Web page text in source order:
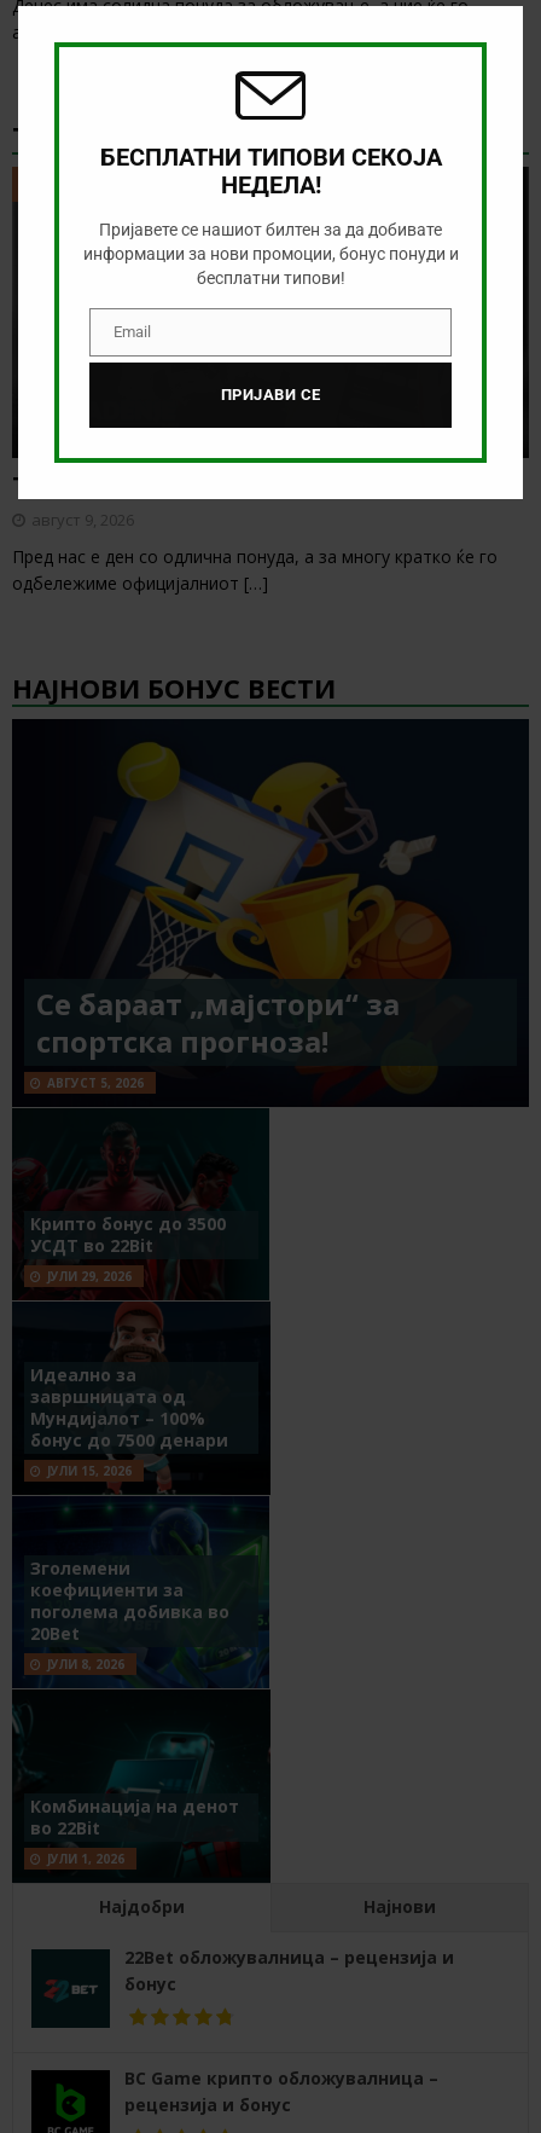
Денес има солидна понуда за обложување, а ние ќе го
анализираме дуелот од српската Суперлига
ТИКЕТ НА ДЕНОТ
Тикет на денот (недела, 09.08.2026)
август 9, 2026
Пред нас е ден со одлична понуда, а за многу кратко ќе го
одбележиме официјалниот […]
НАЈНОВИ БОНУС ВЕСТИ
Се бараат „мајстори“ за
спортска прогноза!
АВГУСТ 5, 2026
Крипто бонус до 3500
УСДТ во 22Bit
ЈУЛИ 29, 2026
Идеално за
завршницата од
Мундијалот – 100%
бонус до 7500 денари
ЈУЛИ 15, 2026
Зголемени
коефициенти за
поголема добивка во
20Bet
ЈУЛИ 8, 2026
Комбинација на денот
во 22Bit
ЈУЛИ 1, 2026
Најдобри Најнови
22Bet обложувалница – рецензија и
бонус
BC Game крипто обложувалница –
рецензија и бонус
БЕСПЛАТНИ ТИПОВИ СЕКОЈА
НЕДЕЛА!
Пријавете се нашиот билтен за да добивате
информации за нови промоции, бонус понуди и
бесплатни типови!
EmailEmail
ПРИЈАВИ СЕ